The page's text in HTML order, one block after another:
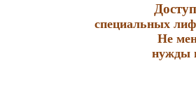
специальных
Не
нужды